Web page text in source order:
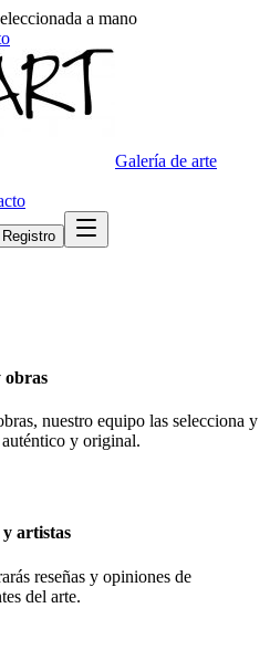
a mano
Galería de arte
Registro
obras
nuestro equipo las selecciona y
y original.
artistas
reseñas y opiniones de
del arte.